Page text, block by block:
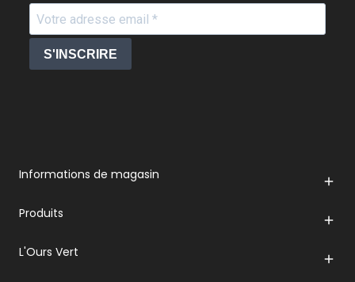
S'INSCRIRE
Informations de magasin 
Produits 
L'Ours Vert 